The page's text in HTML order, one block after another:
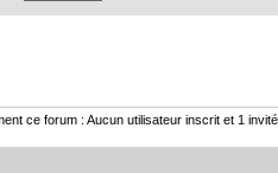
ce forum : Aucun utilisateur inscrit et 1 invité